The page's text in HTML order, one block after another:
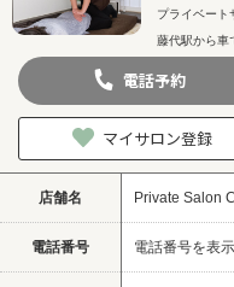
プライベート
藤代駅から車
電話予約
マイサロン登録
店舗名 Private Salon
電話番号 電話番号を表